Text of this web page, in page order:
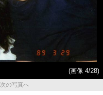
(画像 4/28)
の写真へ